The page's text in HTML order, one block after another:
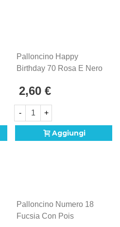
Palloncino Happy
Birthday 70 Rosa E Nero
Shape 18" (45cm) In
Mylar, 1pz.
2,60 €
- +
Aggiungi
Palloncino Numero 18
Fucsia Con Pois